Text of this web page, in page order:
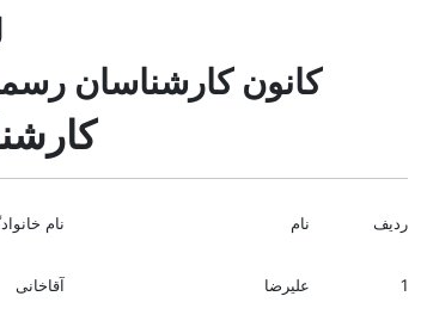
کانون کارشناسان
ردیف نام نام
1 علیرضا آقاخانی